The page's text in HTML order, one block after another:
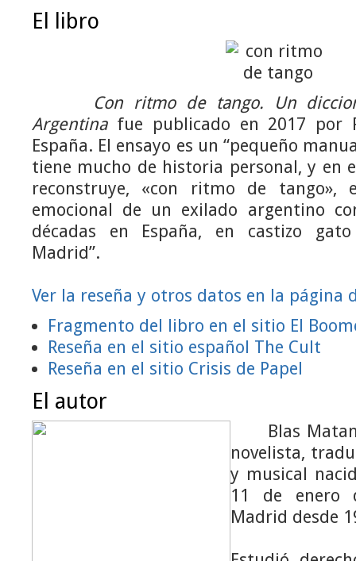
El libro
Con ritmo de tango. Un
Argentinafue publicado en 2017 por
España. El ensayo es un “pequeño
tiene mucho de historia personal, y en
reconstruye, «con ritmo de tango»,
emocional de un exilado argentino
décadas en España, en castizo
Madrid”.
Ver la reseña y otros datos en la página
Fragmento del libro en el sitio El
Reseña en el sitio español The Cult
Reseña en el sitio Crisis de Papel
El autor
Blas
novelista,
y musical
11 de enero
Madrid desde